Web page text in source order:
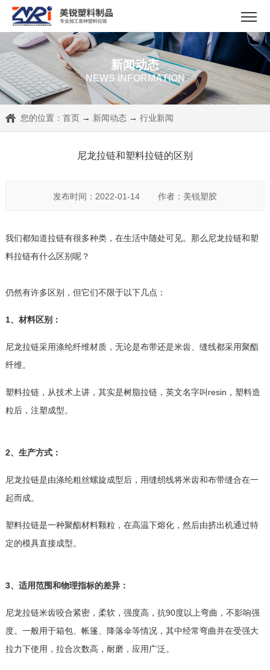
新闻动态
NEWS INFORMATION
您的位置： 首页→ 新闻动态→ 行业新闻
尼龙拉链和塑料拉链的区别
发布时间：2022-01-14 作者：美锐塑胶
我们都知道拉链有很多种类，在生活中随处可见。那么尼龙拉链和塑
料拉链有什么区别呢？
仍然有许多区别，但它们不限于以下几点：
1、材料区别：
尼龙拉链采用涤纶纤维材质，无论是布带还是米齿、缝线都采用聚酯
纤维。
塑料拉链，从技术上讲，其实是树脂拉链，英文名字叫resin，塑料造
粒后，注塑成型。
2、生产方式：
尼龙拉链是由涤纶粗丝螺旋成型后，用缝纫线将米齿和布带缝合在一
起而成。
塑料拉链是一种聚酯材料颗粒，在高温下熔化，然后由挤出机通过特
定的模具直接成型。
3、适用范围和物理指标的差异：
尼龙拉链米齿咬合紧密，柔软，强度高，抗90度以上弯曲，不影响强
度。一般用于箱包、帐篷、降落伞等情况，其中经常弯曲并在受强大
拉力下使用，拉合次数高，耐磨，应用广泛。